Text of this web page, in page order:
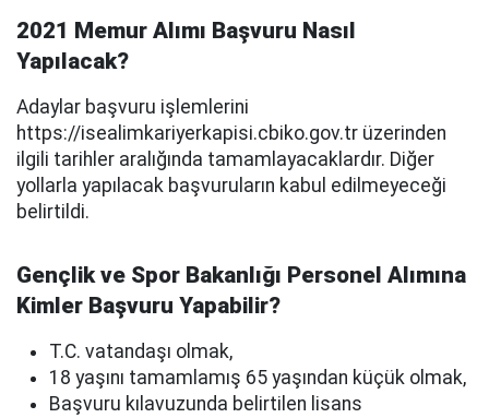
2021 Memur Alımı Başvuru Nasıl
Yapılacak?
Adaylar başvuru işlemlerini
https://isealimkariyerkapisi.cbiko.gov.tr üzerinden
ilgili tarihler aralığında tamamlayacaklardır. Diğer
yollarla yapılacak başvuruların kabul edilmeyeceği
belirtildi.
Gençlik ve Spor Bakanlığı Personel Alımına
Kimler Başvuru Yapabilir?
T.C. vatandaşı olmak,
18 yaşını tamamlamış 65 yaşından küçük olmak,
Başvuru kılavuzunda belirtilen lisans